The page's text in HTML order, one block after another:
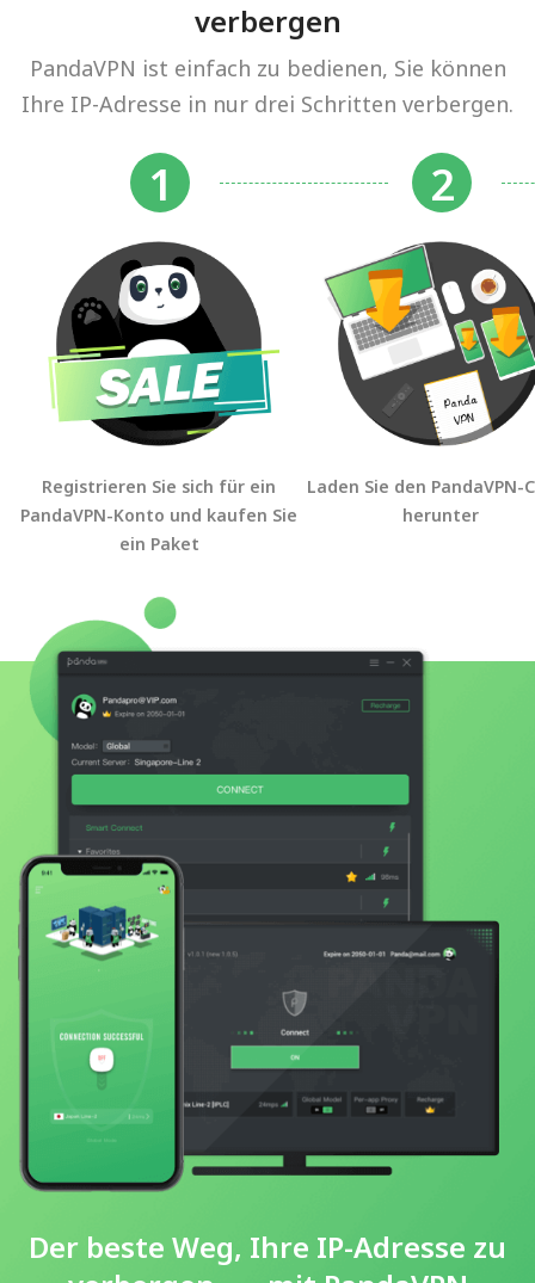
verbergen
PandaVPN ist einfach zu bedienen, Sie können
Ihre IP-Adresse in nur drei Schritten verbergen.
Registrieren Sie sich für ein
PandaVPN-Konto und kaufen Sie
ein Paket
Laden Sie den PandaVPN-
herunter
Der beste Weg, Ihre IP-Adresse zu